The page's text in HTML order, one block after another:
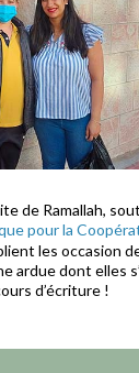
de Ramallah,
pour la
les occasion
ardue dont elles
d’écriture !